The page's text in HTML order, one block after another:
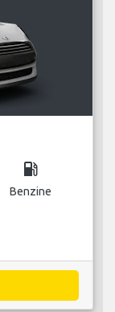
local_gas_station
Benzine